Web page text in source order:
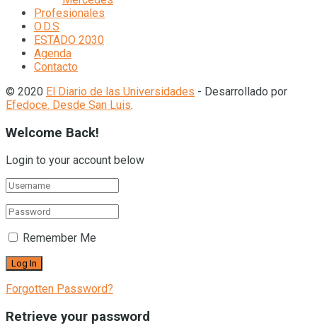
Profesionales
O.D.S
ESTADO 2030
Agenda
Contacto
© 2020 El Diario de las Universidades - Desarrollado por
Efedoce. Desde San Luis.
Welcome Back!
Login to your account below
Remember Me
Forgotten Password?
Retrieve your password